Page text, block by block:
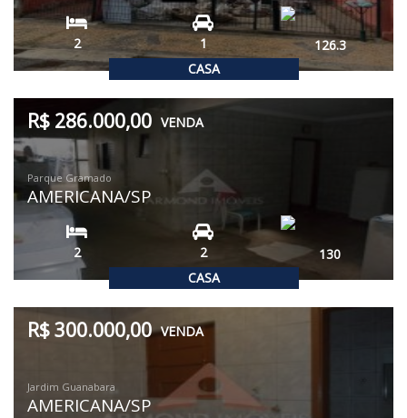
CASA
2 1 126.3
CASA
R$ 286.000,00 VENDA
Parque Gramado
AMERICANA/SP
2 2 130
R$ 300.000,00 VENDA
Jardim Guanabara
AMERICANA/SP